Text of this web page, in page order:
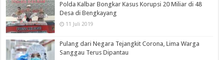
Polda Kalbar Bongkar Kasus Korupsi 20 Miliar di 48
Desa di Bengkayang
11 Juli 2019
Pulang dari Negara Tejangkit Corona, Lima Warga
Sanggau Terus Dipantau